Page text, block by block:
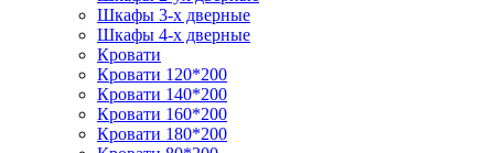
Шкафы 3-х дверные
Шкафы 4-х дверные
Кровати
Кровати 120*200
Кровати 140*200
Кровати 160*200
Кровати 180*200